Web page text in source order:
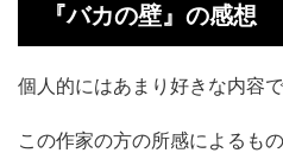
『バカの壁』の感想
個人的にはあまり好きな内容
この作家の方の所感によるも